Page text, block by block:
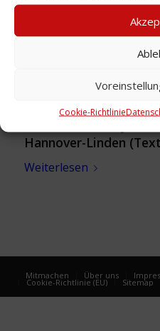
Cookie-Richtlinie
Hannover-Linden
Weiterlesen
Mitmachen Über uns
Cookie-Richtlinie (EU) Sitemap